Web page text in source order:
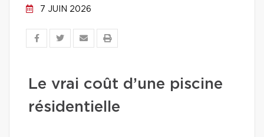
7 JUIN 2026
Le vrai coût d’une piscine
résidentielle